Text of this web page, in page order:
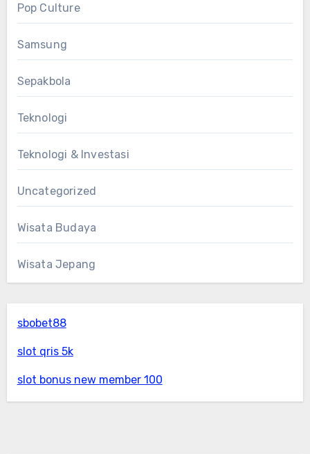
Pop Culture
Samsung
Sepakbola
Teknologi
Teknologi & Investasi
Uncategorized
Wisata Budaya
Wisata Jepang
sbobet88
slot qris 5k
slot bonus new member 100